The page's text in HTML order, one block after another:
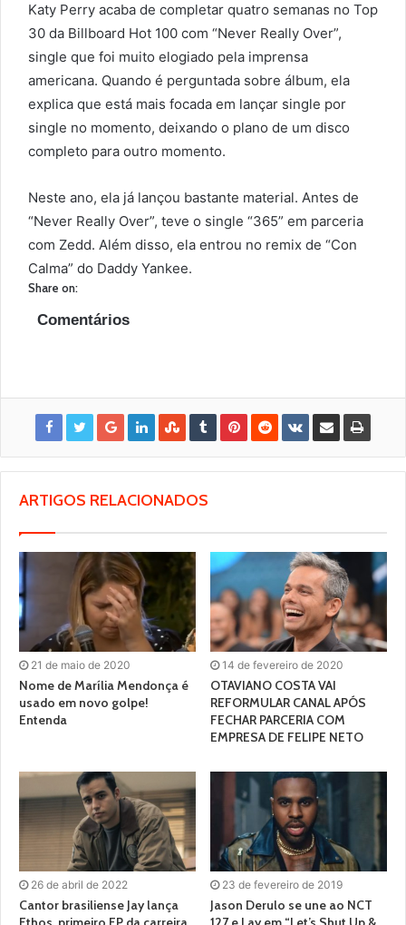
Katy Perry acaba de completar quatro semanas no Top
30 da Billboard Hot 100 com “Never Really Over”,
single que foi muito elogiado pela imprensa
americana. Quando é perguntada sobre álbum, ela
explica que está mais focada em lançar single por
single no momento, deixando o plano de um disco
completo para outro momento.
Neste ano, ela já lançou bastante material. Antes de
“Never Really Over”, teve o single “365” em parceria
com Zedd. Além disso, ela entrou no remix de “Con
Calma” do Daddy Yankee.
Share on:
Comentários
ARTIGOS RELACIONADOS
21 de maio de 2020
Nome de Marília Mendonça é
usado em novo golpe!
Entenda
14 de fevereiro de 2020
OTAVIANO COSTA VAI
REFORMULAR CANAL APÓS
FECHAR PARCERIA COM
EMPRESA DE FELIPE NETO
26 de abril de 2022
Cantor brasiliense Jay lança
23 de fevereiro de 2019
Jason Derulo se une ao NCT